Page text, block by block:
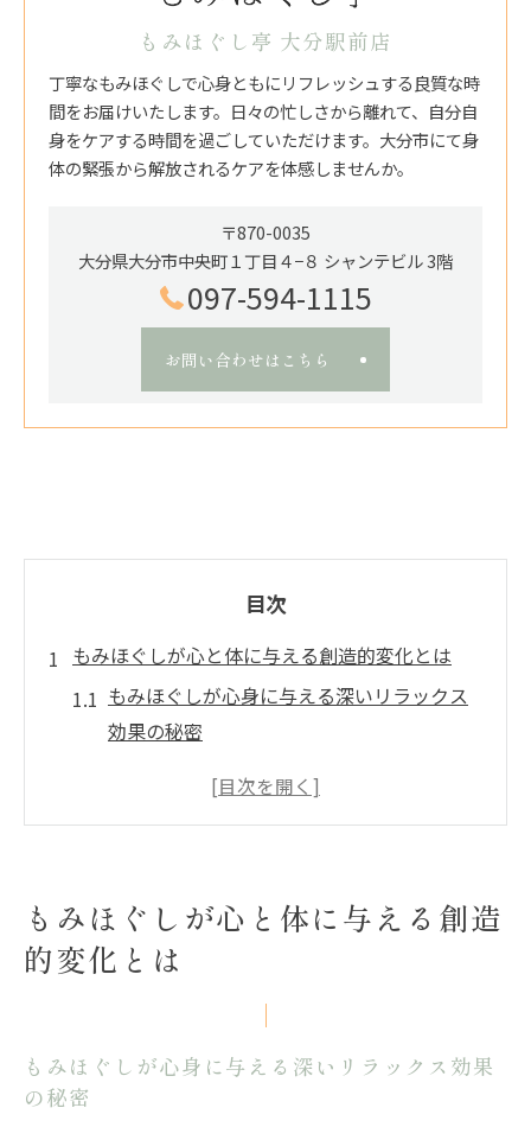
もみほぐし亭 大分駅前店
丁寧なもみほぐしで心身ともにリフレッシュする良質な時
間をお届けいたします。日々の忙しさから離れて、自分自
身をケアする時間を過ごしていただけます。大分市にて身
体の緊張から解放されるケアを体感しませんか。
〒870-0035
大分県大分市中央町１丁目４−８ シャンテビル 3階
097-594-1115
お問い合わせはこちら
目次
もみほぐしが心と体に与える創造的変化とは
もみほぐしが心身に与える深いリラックス
効果の秘密
創造性を高めるもみほぐしの意外な働きと
発想力アップにもみほぐしが役立つ理由を
徹底解説
心と体のバランスを整えるもみほぐしの魅
整体との違いを知って自分に最適なもみほぐし
を選ぶ
もみほぐしが心と体に与える創造
的変化とは
もみほぐしが心身に与える深いリラックス効果
の秘密